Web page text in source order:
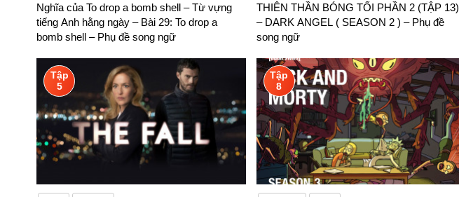
Nghĩa của To drop a bomb shell – Từ vựng
tiếng Anh hằng ngày – Bài 29: To drop a
bomb shell – Phụ đề song ngữ
THIÊN THẦN BÓNG TỐI PHẦN 2 (TẬP 13)
– DARK ANGEL ( SEASON 2 ) – Phụ đề
song ngữ
Tập
5
Tập
8